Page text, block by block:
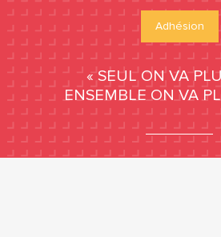
Adhésion
« SEUL ON VA
ENSEMBLE ON VA